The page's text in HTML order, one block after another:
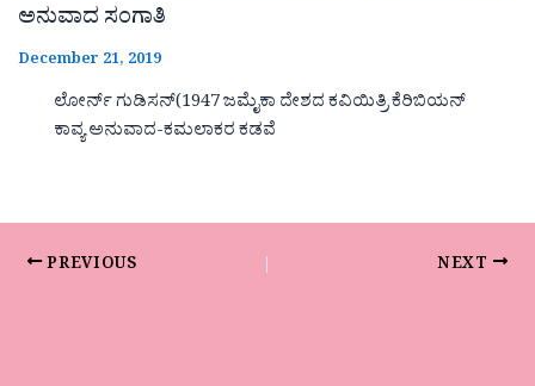
ಅನುವಾದ ಸಂಗಾತಿ
December 21, 2019
ಲೋರ್ನ್ ಗುಡಿಸನ್(1947 ಜಮೈಕಾ ದೇಶದ ಕವಿಯಿತ್ರಿ ಕೆರಿಬಿಯನ್
ಕಾವ್ಯ ಅನುವಾದ-ಕಮಲಾಕರ ಕಡವೆ
PREVIOUS NEXT